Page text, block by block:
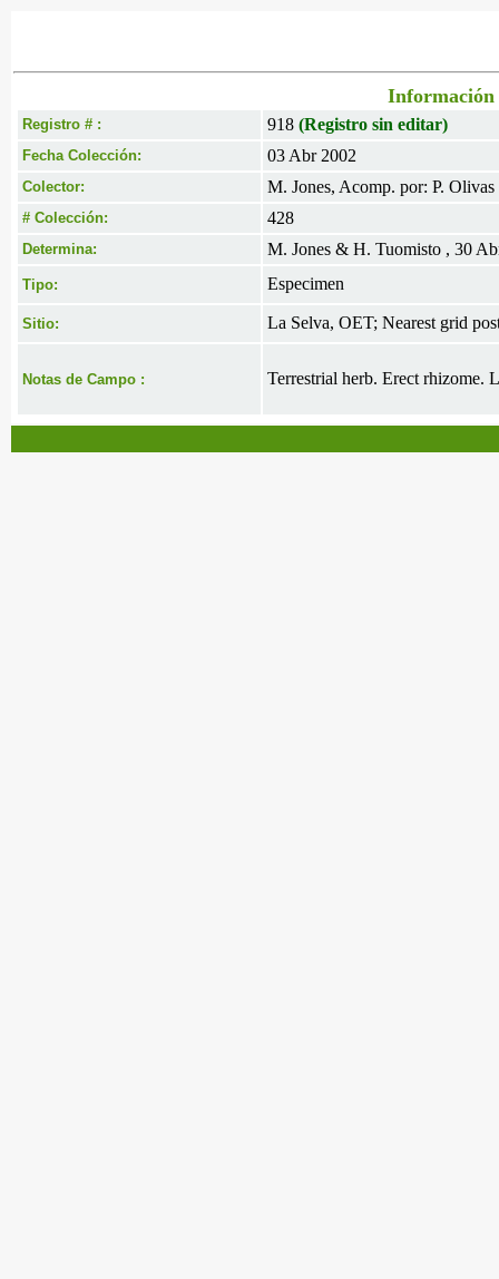
Información
Registro # : 918 (Registro sin editar)
Fecha Colección: 03 Abr 2002
Colector: M. Jones, Acomp. por: P. Olivas
# Colección: 428
Determina: M. Jones & H. Tuomisto , 30
Tipo: Especimen
Sitio: La Selva, OET; Nearest grid
Notas de Campo : Terrestrial herb. Erect rhizome.